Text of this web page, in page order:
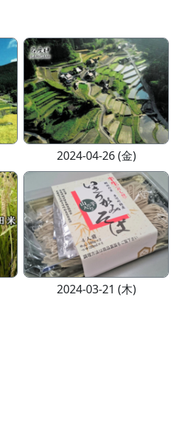
2024-04-26 (金)
2024-03-21 (木)